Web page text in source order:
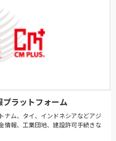
ラットフォーム
ナム、タイ、インドネシアなどアジ
情報、工業団地、建設許可手続きな